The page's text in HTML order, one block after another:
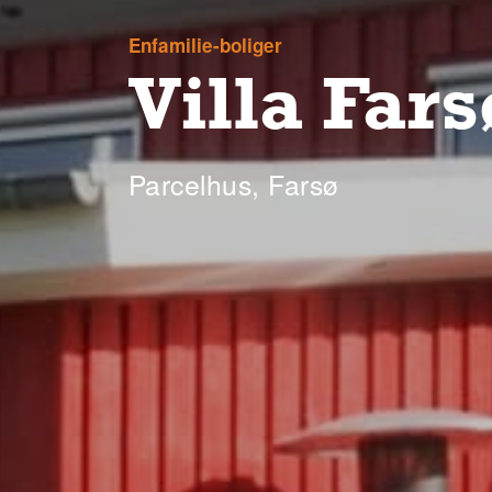
Enfamilie-boliger
Villa
Parcelhus, Farsø